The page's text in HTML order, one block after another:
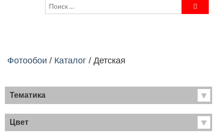
Фотообои / Каталог / Детская
Тематика
Хиты продаж
Фрески
Детские
Цвет